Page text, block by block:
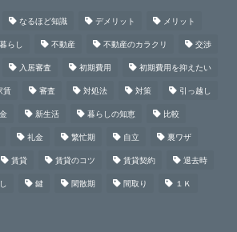
なるほど知識 デメリット メリット
らし 不動産 不動産のカラクリ 交渉
入居審査 初期費用 初期費用を抑えたい
賃 審査 対処法 対策 引っ越し
新生活 暮らしの知恵 比較
礼金 繁忙期 自立 裏ワザ
賃貸 賃貸のコツ 賃貸契約 退去時
鍵 閑散期 間取り １Ｋ